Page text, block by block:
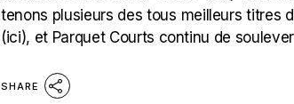
tenons plusieurs des tous meilleurs titres
(ici), et Parquet Courts continu de
SHARE